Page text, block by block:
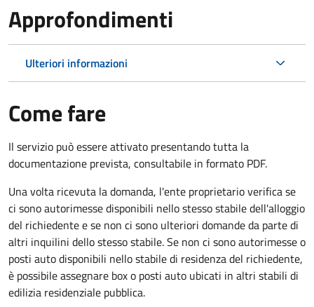
Approfondimenti
Ulteriori informazioni
Come fare
Il servizio può essere attivato presentando tutta la
documentazione prevista, consultabile in formato PDF.
Una volta ricevuta la domanda, l'ente proprietario verifica se
ci sono autorimesse disponibili nello stesso stabile dell'alloggio
del richiedente e se non ci sono ulteriori domande da parte di
altri inquilini dello stesso stabile.Se non ci sono autorimesse o
posti auto disponibili nello stabile di residenza del richiedente,
è possibile assegnare box o posti auto ubicati in altri stabili di
edilizia residenziale pubblica.